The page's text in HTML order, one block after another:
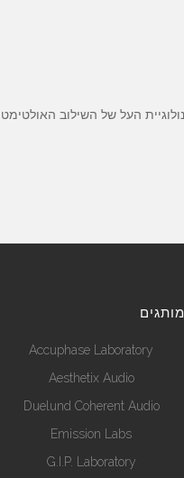
מותגים
Accuphase Laboratory
Aesthetix Audio
Duelund Coherent Audio
Emission Labs
G.I.P. Laboratory